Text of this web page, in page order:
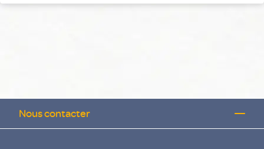
Nous contacter